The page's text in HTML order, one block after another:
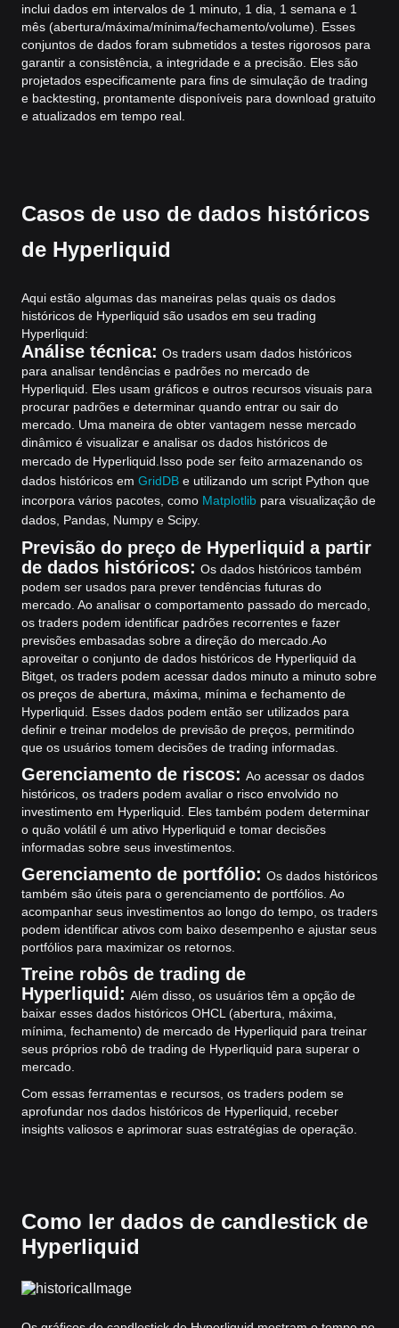
inclui dados em intervalos de 1 minuto, 1 dia, 1 semana e 1
mês (abertura/máxima/mínima/fechamento/volume). Esses
conjuntos de dados foram submetidos a testes rigorosos para
garantir a consistência, a integridade e a precisão. Eles são
projetados especificamente para fins de simulação de trading
e backtesting, prontamente disponíveis para download gratuito
e atualizados em tempo real.
Casos de uso de dados históricos
de Hyperliquid
Aqui estão algumas das maneiras pelas quais os dados
históricos de Hyperliquid são usados em seu trading
Hyperliquid:
Análise técnica: Os traders usam dados históricos
para analisar tendências e padrões no mercado de
Hyperliquid. Eles usam gráficos e outros recursos visuais para
procurar padrões e determinar quando entrar ou sair do
mercado. Uma maneira de obter vantagem nesse mercado
dinâmico é visualizar e analisar os dados históricos de
mercado de Hyperliquid. Isso pode ser feito armazenando os
dados históricos em GridDB e utilizando um script Python que
incorpora vários pacotes, como Matplotlib para visualização de
dados, Pandas, Numpy e Scipy.
Previsão do preço de Hyperliquid a partir
de dados históricos: Os dados históricos também
podem ser usados para prever tendências futuras do
mercado. Ao analisar o comportamento passado do mercado,
os traders podem identificar padrões recorrentes e fazer
previsões embasadas sobre a direção do mercado. Ao
aproveitar o conjunto de dados históricos de Hyperliquid da
Bitget, os traders podem acessar dados minuto a minuto sobre
os preços de abertura, máxima, mínima e fechamento de
Hyperliquid. Esses dados podem então ser utilizados para
definir e treinar modelos de previsão de preços, permitindo
que os usuários tomem decisões de trading informadas.
Gerenciamento de riscos: Ao acessar os dados
históricos, os traders podem avaliar o risco envolvido no
investimento em Hyperliquid. Eles também podem determinar
o quão volátil é um ativo Hyperliquid e tomar decisões
informadas sobre seus investimentos.
Gerenciamento de portfólio: Os dados históricos
também são úteis para o gerenciamento de portfólios. Ao
acompanhar seus investimentos ao longo do tempo, os traders
podem identificar ativos com baixo desempenho e ajustar seus
portfólios para maximizar os retornos.
Treine robôs de trading de
Hyperliquid: Além disso, os usuários têm a opção de
baixar esses dados históricos OHCL (abertura, máxima,
mínima, fechamento) de mercado de Hyperliquid para treinar
seus próprios robô de trading de Hyperliquid para superar o
mercado.
Com essas ferramentas e recursos, os traders podem se
aprofundar nos dados históricos de Hyperliquid, receber
insights valiosos e aprimorar suas estratégias de operação.
Como ler dados de candlestick de
Hyperliquid